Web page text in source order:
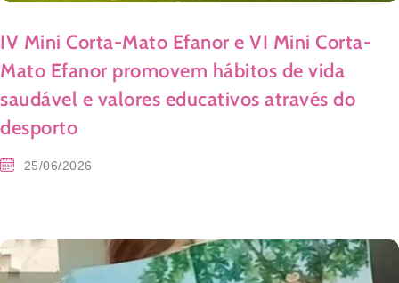
IV Mini Corta-Mato Efanor e VI Mini Corta-
Mato Efanor promovem hábitos de vida
saudável e valores educativos através do
desporto
25/06/2026